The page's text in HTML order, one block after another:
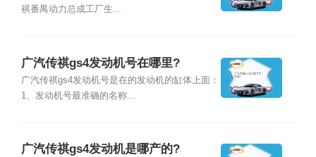
祺番禺动力总成工厂生...
广汽传祺gs4发动机号在哪里?
广汽传祺gs4发动机号是在的发动机的缸体上面：
1、发动机号最准确的名称...
广汽传祺gs4发动机是哪产的?